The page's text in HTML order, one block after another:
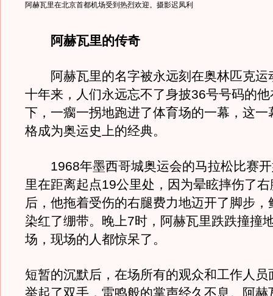
阿赫瓦里在北京首都机场受到热烈欢迎。摄影迟凤利
阿赫瓦里的传奇
阿赫瓦里的名字被永远刻在奥林匹克运
十年来，人们永远忘不了身披36号号码的
下，一瘸一拐地跑进了体育场的一幕，这一
格成为奥运史上的经典。
1968年墨西哥城奥运会的马拉松比赛开
里在距离起点19公里处，因为晕眩摔伤了
后，他拖着受伤的右腿费力地迈开了脚步，
染红了绷带。晚上7时，阿赫瓦里跌跌撞撞
场，现场的人都惊呆了。
短暂的沉默后，在场所有的观众和工作人员
举起了双手，雷鸣般的掌声经久不息。阿赫